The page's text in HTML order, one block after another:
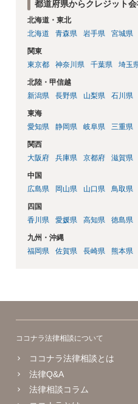
都道府県からクレジット
北海道・東北
北海道
青森県 岩手県 宮城県
関東
東京都
神奈川県 千葉県 埼玉
北陸・甲信越
新潟県
長野県 山梨県 石川県
東海
愛知県
静岡県 岐阜県 三重県
関西
大阪府
兵庫県 京都府 滋賀県
中国
広島県
岡山県 山口県 鳥取県
四国
香川県
愛媛県 高知県 徳島県
九州・沖縄
福岡県
佐賀県 長崎県 熊本県
ココナラ法律相談について
ココナラ法律相談とは
法律Q&A
法律相談コラム